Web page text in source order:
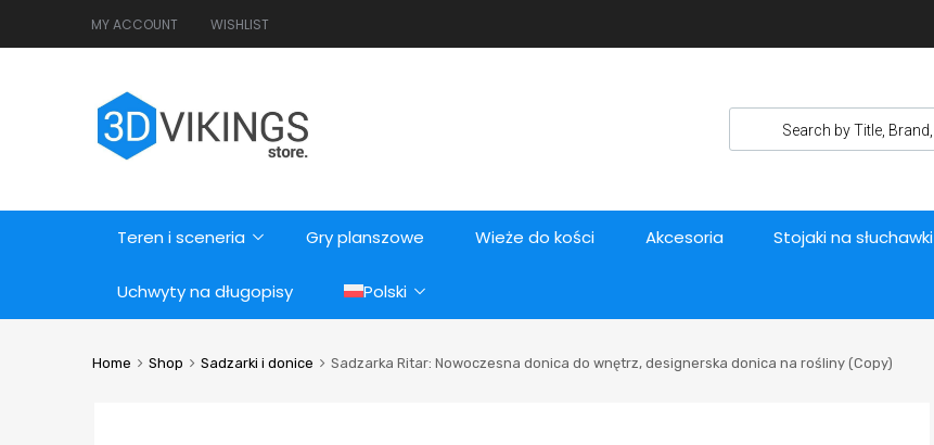
MY ACCOUNT WISHLIST
Teren i sceneria Gry planszowe Wieże do kości Akcesoria Stojaki na słuchawki
Uchwyty na długopisy Polski
Home Shop Sadzarki i donice Sadzarka Ritar: Nowoczesna donica do wnętrz, designerska donica na rośliny (Copy)